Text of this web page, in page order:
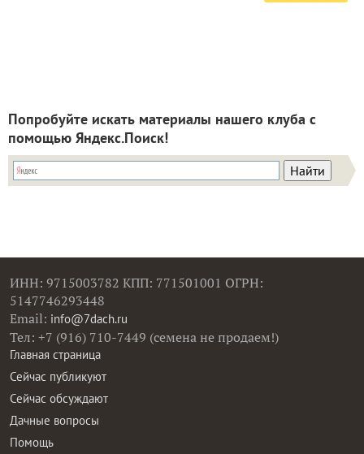
Попробуйте искать материалы нашего клуба с
помощью Яндекс.Поиск!
ИНН: 9715003782 КПП: 771501001 ОГРН:
5147746293448
Email: info@7dach.ru
Тел: +7 (916) 710-7449 (семена не продаем!)
Главная страница
Сейчас публикуют
Сейчас обсуждают
Дачные вопросы
Помощь